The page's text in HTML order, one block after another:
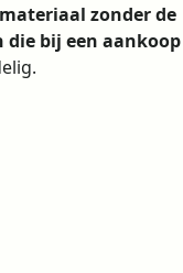
zonder de
bij een aankoop